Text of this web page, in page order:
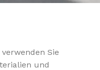
Sie
und